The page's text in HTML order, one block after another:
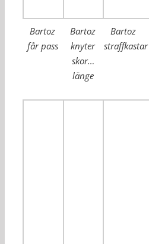
Bartoz
får pass
Bartoz
knyter
skor…
länge
Bartoz
straffkastar